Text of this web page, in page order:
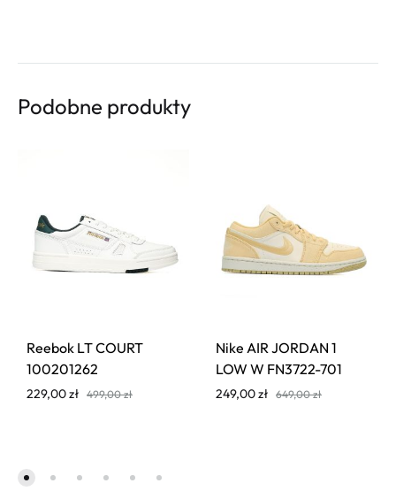
Podobne produkty
Reebok LT COURT
100201262
229,00zł 499,00zł
Nike AIR JORDAN 1
LOW W FN3722-701
249,00zł 649,00zł